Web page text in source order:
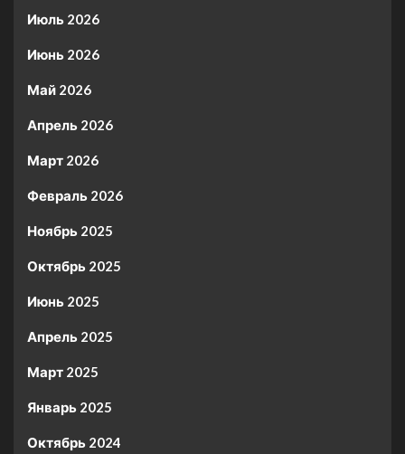
Июль 2026
Июнь 2026
Май 2026
Апрель 2026
Март 2026
Февраль 2026
Ноябрь 2025
Октябрь 2025
Июнь 2025
Апрель 2025
Март 2025
Январь 2025
Октябрь 2024